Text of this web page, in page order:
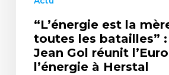
“L’énergie est la
toutes les batailles”
Jean Gol réunit
l’énergie à Herstal